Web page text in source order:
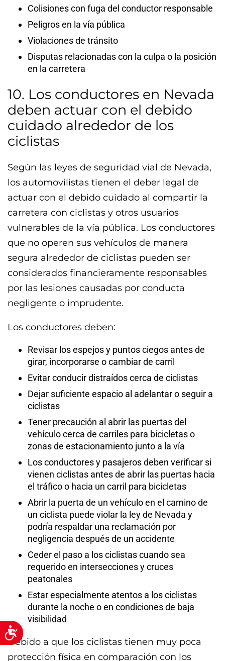
Accessibility
Colisiones con fuga del conductor responsable
Peligros en la vía pública
Violaciones de tránsito
Disputas relacionadas con la culpa o la posición
en la carretera
10. Los conductores en Nevada
deben actuar con el debido
cuidado alrededor de los
ciclistas
Según las leyes de seguridad vial de Nevada,
los automovilistas tienen el deber legal de
actuar con el debido cuidado al compartir la
carretera con ciclistas y otros usuarios
vulnerables de la vía pública. Los conductores
que no operen sus vehículos de manera
segura alrededor de ciclistas pueden ser
considerados financieramente responsables
por las lesiones causadas por conducta
negligente o imprudente.
Los conductores deben:
Revisar los espejos y puntos ciegos antes de
girar, incorporarse o cambiar de carril
Evitar conducir distraídos cerca de ciclistas
Dejar suficiente espacio al adelantar o seguir a
ciclistas
Tener precaución al abrir las puertas del
vehículo cerca de carriles para bicicletas o
zonas de estacionamiento junto a la vía
Los conductores y pasajeros deben verificar si
vienen ciclistas antes de abrir las puertas hacia
el tráfico o hacia un carril para bicicletas
Abrir la puerta de un vehículo en el camino de
un ciclista puede violar la ley de Nevada y
podría respaldar una reclamación por
negligencia después de un accidente
Ceder el paso a los ciclistas cuando sea
requerido en intersecciones y cruces
peatonales
Estar especialmente atentos a los ciclistas
durante la noche o en condiciones de baja
visibilidad
Debido a que los ciclistas tienen muy poca
protección física en comparación con los